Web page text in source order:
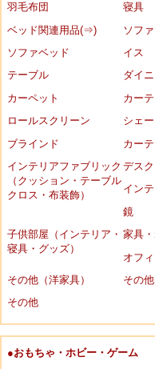
羽毛布団
寝具
ベッド関連用品(⇒)
ソファ
ソファベッド
イス
テーブル
ダイ
カーペット
カー
ロールスクリーン
シェ
ブラインド
カー
インテリアファブリック
（クッション・テーブル
クロス・布装飾）
デスク
イン
鏡
子供部屋（インテリア・
寝具・グッズ）
家具
オフ
その他（洋家具）
その他
その他
●おもちゃ・ホビー・ゲーム